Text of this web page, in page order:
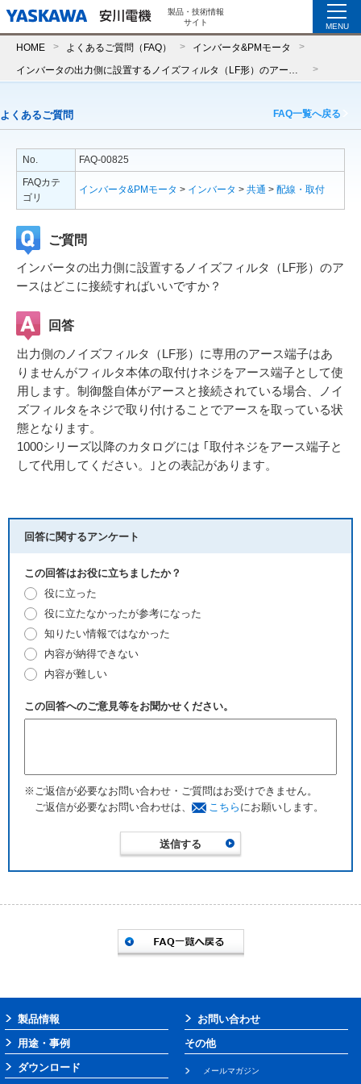
製品・技術情報
サイト
MENU
HOME よくあるご質問（FAQ） インバータ&PMモータ
よくあるご質問 FAQ一覧へ戻る
No.
FAQ-00825
FAQカテ
ゴリ
インバータ&PMモータ > インバータ > 共通 > 配線・取付
ご質問
インバータの出力側に設置するノイズフィルタ（LF形）のア
ースはどこに接続すればいいですか？
回答
出力側のノイズフィルタ（LF形）に専用のアース端子はあ
りませんがフィルタ本体の取付けネジをアース端子として使
用します。制御盤自体がアースと接続されている場合、ノイ
ズフィルタをネジで取り付けることでアースを取っている状
態となります。
1000シリーズ以降のカタログには ｢取付ネジをアース端子と
して代用してください。｣との表記があります。
回答に関するアンケート
この回答はお役に立ちましたか？
役に立った
役に立たなかったが参考になった
知りたい情報ではなかった
内容が納得できない
内容が難しい
この回答へのご意見等をお聞かせください。
※ご返信が必要なお問い合わせ・ご質問はお受けできません。
ご返信が必要なお問い合わせは、
こちら にお願いします。
製品情報
用途・事例
ダウンロード
お問い合わせ
その他
メールマガジン